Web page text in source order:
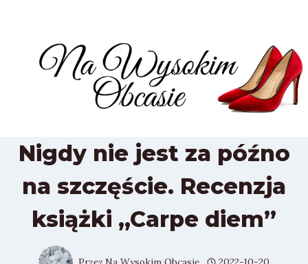
Nigdy nie jest za późno
na szczęście. Recenzja
książki „Carpe diem”